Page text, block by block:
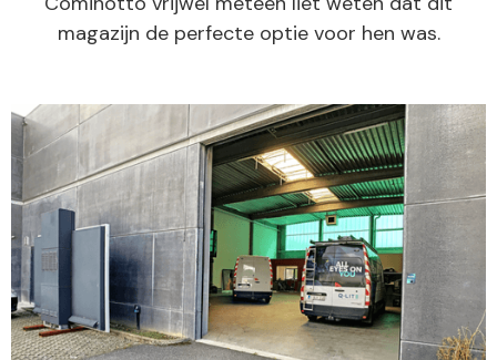
magazijn de perfecte optie voor hen was.